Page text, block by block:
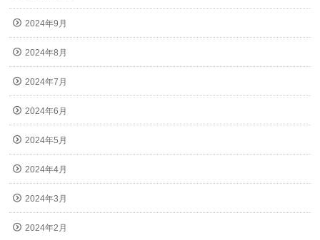
2024年9月
2024年8月
2024年7月
2024年6月
2024年5月
2024年4月
2024年3月
2024年2月